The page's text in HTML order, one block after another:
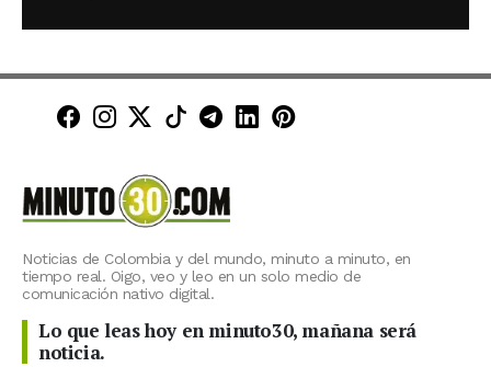
Minuto30 en Facebook
Minuto30 en Instagram
Minuto30 en X (Twitter)
Minuto30 en TikTok
Canal de Minuto30 en
Minuto30 en LinkedIn
Minuto30 en
Noticias de Colombia y del mundo, minuto a minuto, en
tiempo real. Oigo, veo y leo en un solo medio de
comunicación nativo digital.
Lo que leas hoy en minuto30, mañana será
noticia.